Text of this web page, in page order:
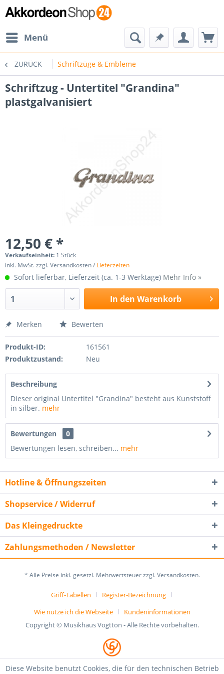
Menü
ZURÜCK Schriftzüge & Embleme
Schriftzug - Untertitel "Grandina"
plastgalvanisiert
12,50 € *
Verkaufseinheit: 1 Stück
inkl. MwSt. zzgl. Versandkosten / Lieferzeiten
Sofort lieferbar, Lieferzeit (ca. 1-3 Werktage) Mehr Info »
In den Warenkorb
Merken Bewerten
Produkt-ID:
161561
Produktzustand:
Neu
Beschreibung
Dieser original Untertitel "Grandina" besteht aus Kunststoff
in silber. mehr
Bewertungen
0
Bewertungen lesen, schreiben... mehr
Hotline & Öffnungszeiten
Shopservice / Widerruf
Das Kleingedruckte
Zahlungsmethoden / Newsletter
* Alle Preise inkl. gesetzl. Mehrwertsteuer zzgl. Versandkosten.
Griff-Tabellen
Register-Bezeichnung
Wie nutze ich die Webseite
Kundeninformationen
Copyright © Musikhaus Vogtton - Alle Rechte vorbehalten.
Diese Website benutzt Cookies, die für den technischen Betrieb